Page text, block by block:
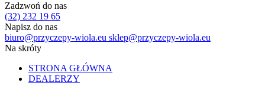
Zadzwoń do nas
(32) 232 19 65
Napisz do nas
biuro@przyczepy-wiola.eu sklep@przyczepy-wiola.eu
Na skróty
STRONA GŁÓWNA
DEALERZY